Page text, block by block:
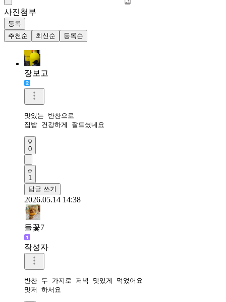
사진첨부
등록
추천순
최신순 등록순
장보고
맛있는 반찬으로
집밥 건강하게 잘드셨네요
0
1
답글 쓰기
2026.05.14 14:38
들꽃7
작성자
반찬 두 가지로 저녁 맛있게 먹었어요
맛저 하서요